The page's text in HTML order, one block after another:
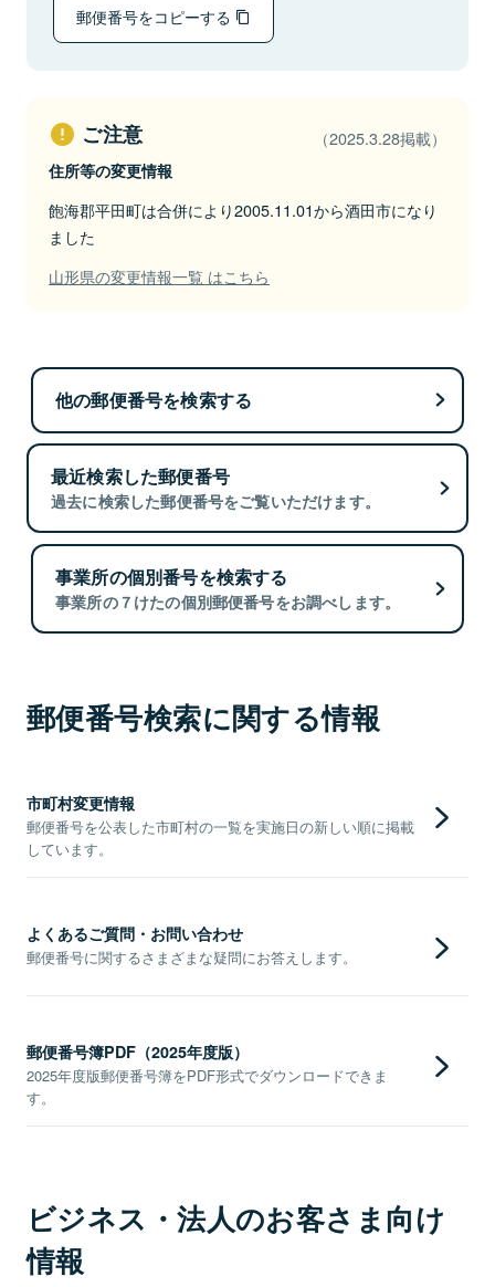
郵便番号をコピーする
ご注意 （2025.3.28掲載）
住所等の変更情報
飽海郡平田町は合併により2005.11.01から酒田市になり
ました
山形県の変更情報一覧 はこちら
他の郵便番号を検索する
最近検索した郵便番号
過去に検索した郵便番号をご覧いただけます。
事業所の個別番号を検索する
事業所の７けたの個別郵便番号をお調べします。
郵便番号検索に関する情報
市町村変更情報
郵便番号を公表した市町村の一覧を実施日の新しい順に掲載
しています。
よくあるご質問・お問い合わせ
郵便番号に関するさまざまな疑問にお答えします。
郵便番号簿PDF（2025年度版）
2025年度版郵便番号簿をPDF形式でダウンロードできま
す。
ビジネス・法人のお客さま向け
情報